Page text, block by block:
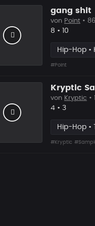
gang shit
von Point •
Likes
8 • 10
Hip-Hop •
#Point
Kryptic
von Kryptic •
Likes
4 • 3
Hip-Hop •
#Kryptic